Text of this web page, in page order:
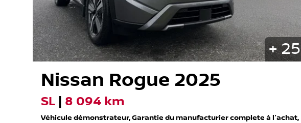
+25
Nissan Rogue 2025
SL 8 094 km
Véhicule démonstrateur, Garantie du manufacturier complete à l'achat,